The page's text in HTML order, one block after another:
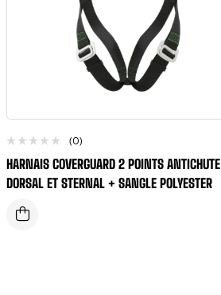
(0)
HARNAIS COVERGUARD 2 POINTS ANTICHUTE
DORSAL ET STERNAL + SANGLE POLYESTER